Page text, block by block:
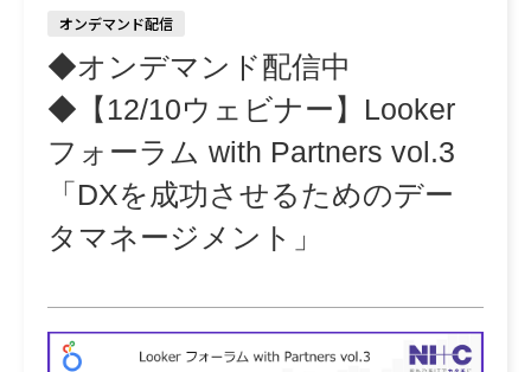
オンデマンド配信
◆オンデマンド配信中
◆【12/10ウェビナー】Looker
フォーラム with Partners vol.3
「DXを成功させるためのデー
タマネージメント」